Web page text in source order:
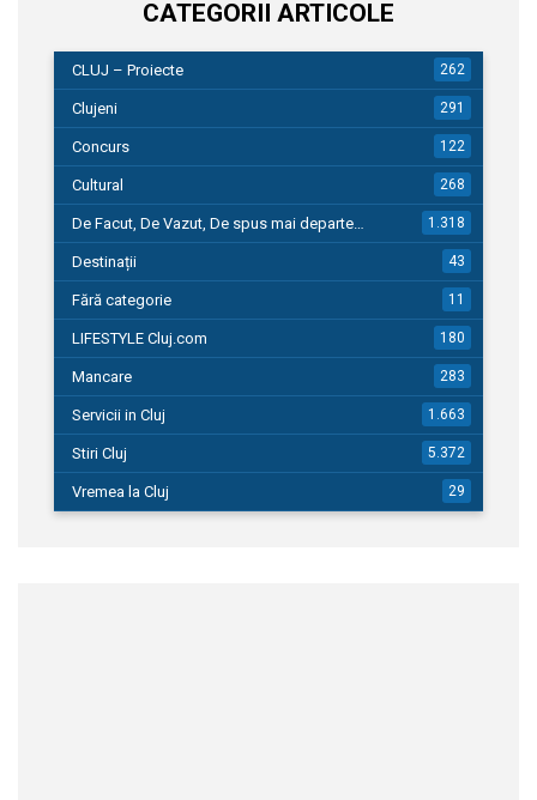
CATEGORII ARTICOLE
CLUJ – Proiecte 262
Clujeni 291
Concurs 122
Cultural 268
De Facut, De Vazut, De spus mai departe… 1.318
Destinații 43
Fără categorie 11
LIFESTYLE Cluj.com 180
Mancare 283
Servicii in Cluj 1.663
Stiri Cluj 5.372
Vremea la Cluj 29